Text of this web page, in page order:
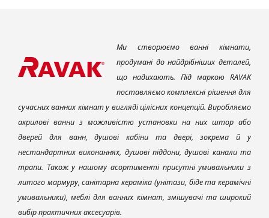
Ми створюємо ванні кімнати,
продумані до найдрібніших деталей,
що надихають. Під маркою RAVAK
поставляємо комплексні рішення для
сучасних ванних кімнат у вигляді цілісних концепцій. Виробляємо
акрилові ванни з можливістю установки на них штор або
дверей для ванн, душові кабіни та двері, зокрема й у
нестандартних виконаннях, душові піддони, душові канали та
трапи. Також у нашому асортименті присутні умивальники з
литого мармуру, санітарна кераміка (унітази, біде та керамічні
умивальники), меблі для ванних кімнат, змішувачі та широкий
вибір практичних аксесуарів.